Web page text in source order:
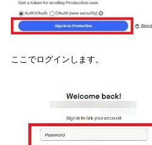
ここでログインします。